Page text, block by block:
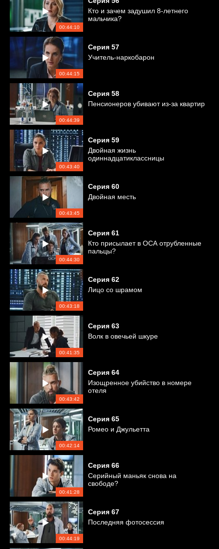
00:44:10
Кто и зачем задушил 8-летнего
мальчика?
00:44:15
Серия 57
Учитель-наркобарон
00:44:39
Серия 58
Пенсионеров убивают из-за квартир
00:43:40
Серия 59
Двойная жизнь
одиннадцатиклассницы
00:43:45
Серия 60
Двойная месть
00:44:30
Серия 61
Кто присылает в ОСА отрубленные
пальцы?
00:43:18
Серия 62
Лицо со шрамом
00:41:35
Серия 63
Волк в овечьей шкуре
00:43:42
Серия 64
Изощренное убийство в номере
отеля
00:42:14
Серия 65
Ромео и Джульетта
00:41:28
Серия 66
Серийный маньяк снова на
свободе?
00:44:19
Серия 67
Последняя фотосессия